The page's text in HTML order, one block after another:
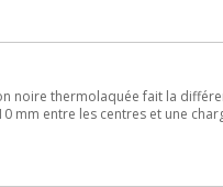
noire thermolaquée fait la
mm entre les centres et une